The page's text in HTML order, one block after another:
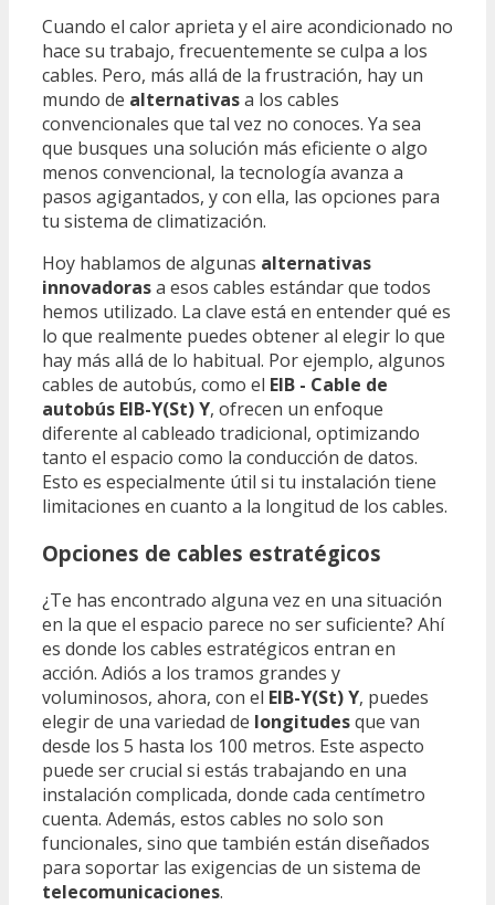
Cuando el calor aprieta y el aire acondicionado no
hace su trabajo, frecuentemente se culpa a los
cables. Pero, más allá de la frustración, hay un
mundo de alternativasa los cables
convencionales que tal vez no conoces. Ya sea
que busques una solución más eficiente o algo
menos convencional, la tecnología avanza a
pasos agigantados, y con ella, las opciones para
tu sistema de climatización.
Hoy hablamos de algunas alternativas
innovadorasa esos cables estándar que todos
hemos utilizado. La clave está en entender qué es
lo que realmente puedes obtener al elegir lo que
hay más allá de lo habitual. Por ejemplo, algunos
cables de autobús, como el EIB - Cable de
autobús EIB-Y(St) Y, ofrecen un enfoque
diferente al cableado tradicional, optimizando
tanto el espacio como la conducción de datos.
Esto es especialmente útil si tu instalación tiene
limitaciones en cuanto a la longitud de los cables.
Opciones de cables estratégicos
¿Te has encontrado alguna vez en una situación
en la que el espacio parece no ser suficiente? Ahí
es donde los cables estratégicos entran en
acción. Adiós a los tramos grandes y
voluminosos, ahora, con el EIB-Y(St) Y, puedes
elegir de una variedad de longitudesque van
desde los 5 hasta los 100 metros. Este aspecto
puede ser crucial si estás trabajando en una
instalación complicada, donde cada centímetro
cuenta. Además, estos cables no solo son
funcionales, sino que también están diseñados
para soportar las exigencias de un sistema de
telecomunicaciones.